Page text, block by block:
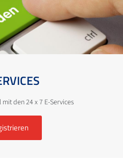
den 24 x 7 E-Services